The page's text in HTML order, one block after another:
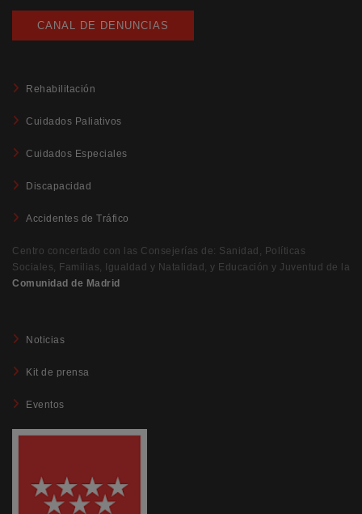
CANAL DE DENUNCIAS
Rehabilitación
Cuidados Paliativos
Cuidados Especiales
Discapacidad
Accidentes de Tráfico
Centro concertado con las Consejerías de: Sanidad, Políticas
Sociales, Familias, Igualdad y Natalidad, y Educación y Juventud de la
Comunidad de Madrid
Noticias
Kit de prensa
Eventos